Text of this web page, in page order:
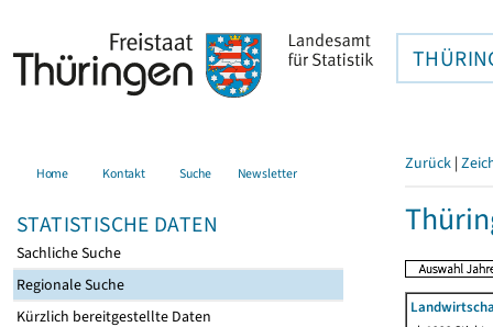
Home Kontakt Suche Newsletter
STATISTISCHE DATEN
Sachliche Suche
Regionale Suche
Kürzlich bereitgestellte Daten
Zurück |